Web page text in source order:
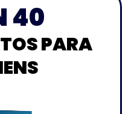
40
PARA